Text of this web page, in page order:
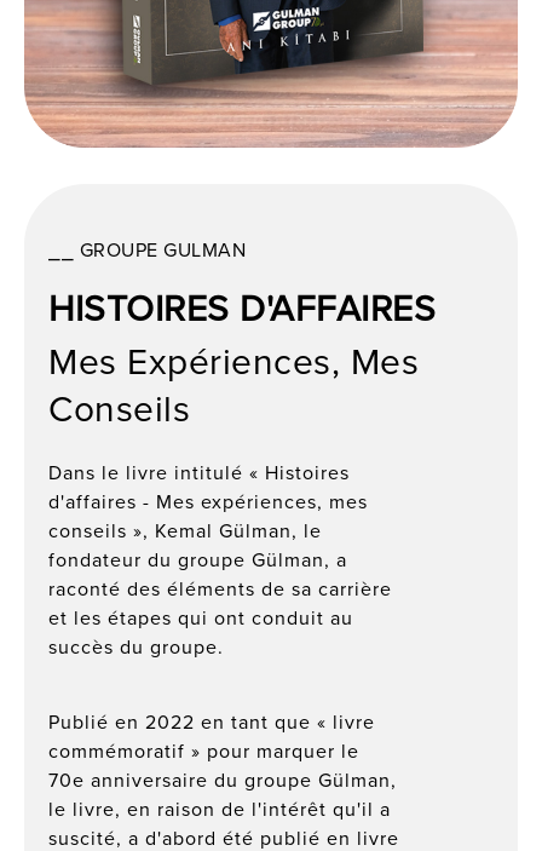
⎯⎯ GROUPE GULMAN
HISTOIRES D'AFFAIRES
Mes Expériences, Mes
Conseils
Dans le livre intitulé « Histoires
d'affaires - Mes expériences, mes
conseils », Kemal Gülman, le
fondateur du groupe Gülman, a
raconté des éléments de sa carrière
et les étapes qui ont conduit au
succès du groupe.
Publié en 2022 en tant que « livre
commémoratif » pour marquer le
70e anniversaire du groupe Gülman,
le livre, en raison de l'intérêt qu'il a
suscité, a d'abord été publié en livre